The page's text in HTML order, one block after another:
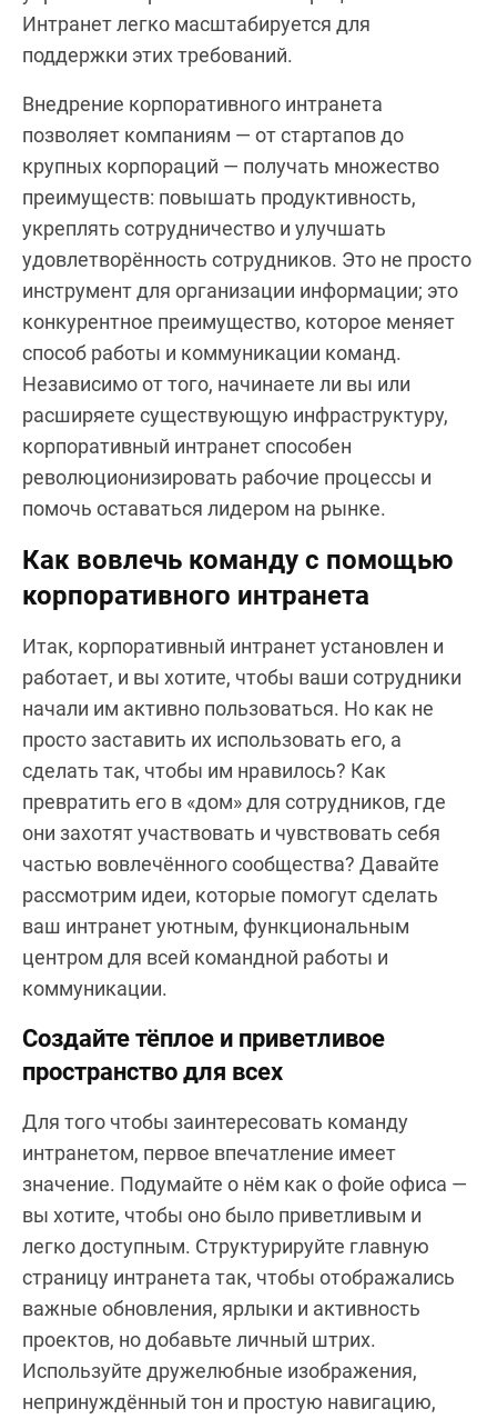
Интранет легко масштабируется для
поддержки этих требований.
Внедрение корпоративного интранета
позволяет компаниям — от стартапов до
крупных корпораций — получать множество
преимуществ: повышать продуктивность,
укреплять сотрудничество и улучшать
удовлетворённость сотрудников. Это не просто
инструмент для организации информации; это
конкурентное преимущество, которое меняет
способ работы и коммуникации команд.
Независимо от того, начинаете ли вы или
расширяете существующую инфраструктуру,
корпоративный интранет способен
революционизировать рабочие процессы и
помочь оставаться лидером на рынке.
Как вовлечь команду с помощью
корпоративного интранета
Итак, корпоративный интранет установлен и
работает, и вы хотите, чтобы ваши сотрудники
начали им активно пользоваться. Но как не
просто заставить их использовать его, а
сделать так, чтобы им нравилось? Как
превратить его в «дом» для сотрудников, где
они захотят участвовать и чувствовать себя
частью вовлечённого сообщества? Давайте
рассмотрим идеи, которые помогут сделать
ваш интранет уютным, функциональным
центром для всей командной работы и
коммуникации.
Создайте тёплое и приветливое
пространство для всех
Для того чтобы заинтересовать команду
интранетом, первое впечатление имеет
значение. Подумайте о нём как о фойе офиса —
вы хотите, чтобы оно было приветливым и
легко доступным. Структурируйте главную
страницу интранета так, чтобы отображались
важные обновления, ярлыки и активность
проектов, но добавьте личный штрих.
Используйте дружелюбные изображения,
непринуждённый тон и простую навигацию,